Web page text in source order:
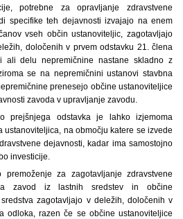
potrebne za opravljanje zdravstvene
specifike teh dejavnosti izvajajo na enem
vseh občin ustanoviteljic, zagotavljajo
določenih v prvem odstavku 21. člena
ali delu nepremičnine nastane skladno z
se na nepremičnini ustanovi stavbna
prenesejo občine ustanoviteljice
zavoda v upravljanje zavodu.
prejšnjega odstavka je lahko izjemoma
ustanoviteljica, na območju katere se izvede
dejavnosti, kadar ima samostojno
investicije.
za zagotavljanje zdravstvene
zavod iz lastnih sredstev in občine
zagotavljajo v deležih, določenih v
odloka, razen če se občine ustanoviteljice